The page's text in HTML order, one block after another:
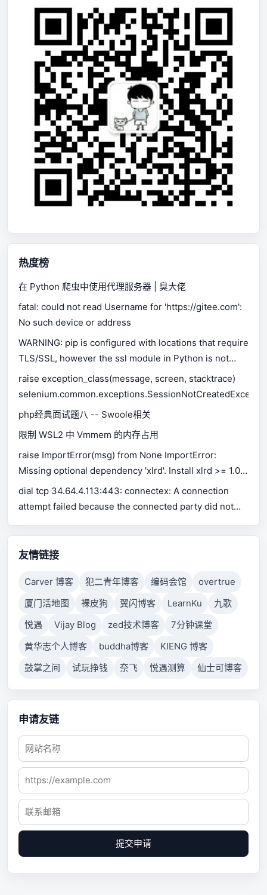
热度榜
在 Python 爬虫中使用代理服务器 | 臭大佬
fatal: could not read Username for 'https://gitee.com':
No such device or address
WARNING: pip is configured with locations that require
TLS/SSL, however the ssl module in Python is not
available.
raise exception_class(message, screen, stacktrace)
php经典面试题八 -- Swoole相关
限制 WSL2 中 Vmmem 的内存占用
raise ImportError(msg) from None ImportError:
Missing optional dependency 'xlrd'. Install xlrd >= 1.0.0
for Excel support Use pip or conda to install xlrd.
dial tcp 34.64.4.113:443: connectex: A connection
attempt failed because the connected party did not
connection failed because connected host has failed
to respond.
友情链接
Carver 博客 犯二青年博客 编码会馆
overtrue
厦门活地图
裸皮狗 翼闪博客 LearnKu
九歌
悦遇
Vijay Blog zed技术博客
7分钟课堂
黄华志个人博客
buddha博客
KIENG 博客
鼓掌之间
试玩挣钱 奈飞 悦遇测算 仙士可博客
申请友链
提交申请